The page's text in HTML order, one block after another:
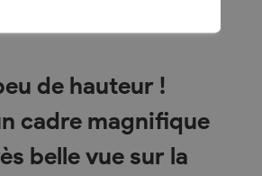
de hauteur !
cadre magnifique
belle vue sur la